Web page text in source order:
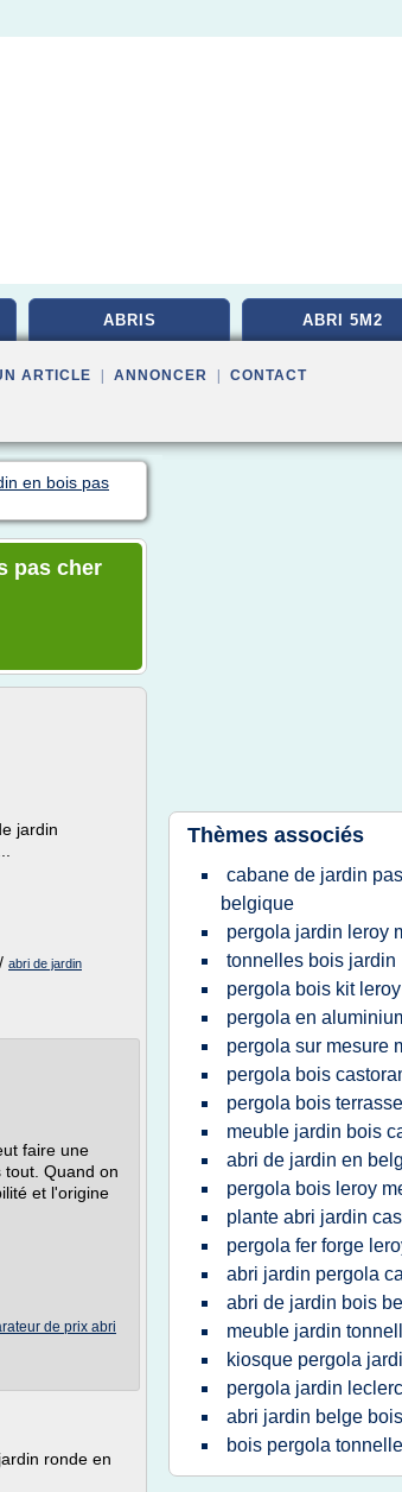
ABRIS ABRI 5M2
ARTICLE ANNONCER CONTACT
en bois pas
pas cher
jardin
/ abri de jardin
faire une
tout. Quand on
et l'origine
de prix abri
ronde en
Thèmes associés
cabane de jardin
belgique
pergola jardin leroy
tonnelles bois jardin
pergola bois kit
pergola en
pergola sur mesure
pergola bois
pergola bois
meuble jardin bois
abri de jardin en
pergola bois leroy
plante abri jardin
pergola fer forge
abri jardin pergola
abri de jardin bois
meuble jardin
kiosque pergola
pergola jardin leclerc
abri jardin belge bois
bois pergola tonnelle